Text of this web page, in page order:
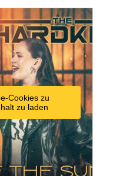
Cookies zu
zu laden